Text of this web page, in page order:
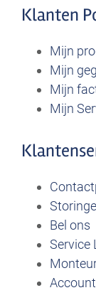
Klanten
Mijn
Mijn
Mijn
Mijn
Bel ons
Service